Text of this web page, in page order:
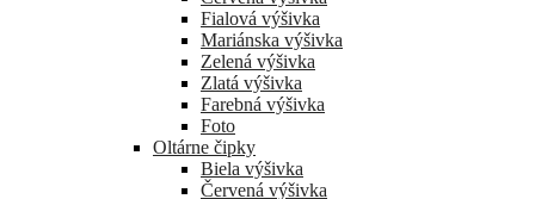
Fialová výšivka
Mariánska výšivka
Zelená výšivka
Zlatá výšivka
Farebná výšivka
Foto
Oltárne čipky
Biela výšivka
Červená výšivka